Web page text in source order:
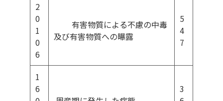
2
0
1
0
6
有害物質による不慮の中毒
及び有害物質への曝露
5
4
7
1
6
3